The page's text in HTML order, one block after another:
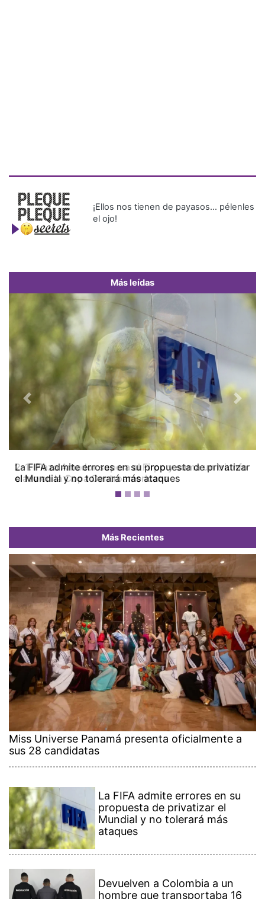
¡Ellos nos tienen de payasos… pélenles
el ojo!
Más leídas
La FIFA admite errores en su propuesta de privatizar
el Mundial y no tolerará más ataques
Previous Next
Más Recientes
Miss Universe Panamá presenta oficialmente a
sus 28 candidatas
La FIFA admite errores en su
propuesta de privatizar el
Mundial y no tolerará más
ataques
Devuelven a Colombia a un
hombre que transportaba 16